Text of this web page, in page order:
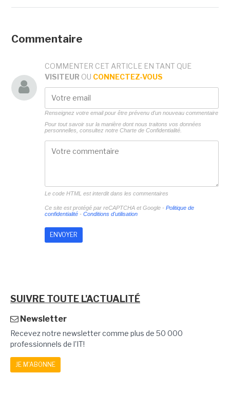
Commentaire
COMMENTER CET ARTICLE EN TANT QUE
VISITEUR OU CONNECTEZ-VOUS
Renseignez votre email pour être prévenu d'un nouveau commentaire
Pour tout savoir sur la manière dont nous traitons vos données
personnelles, consultez notre Charte de Confidentialité.
Le code HTML est interdit dans les commentaires
Ce site est protégé par reCAPTCHA et Google - Politique de
confidentialité- Conditions d'utilisation
SUIVRE TOUTE L'ACTUALITÉ
Newsletter
Recevez notre newsletter comme plus de 50 000
professionnels de l'IT!
JE M'ABONNE